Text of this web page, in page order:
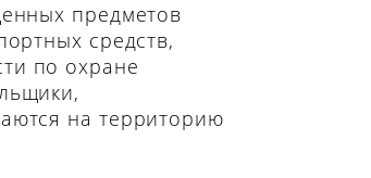
предметов
средств,
по охране
на территорию